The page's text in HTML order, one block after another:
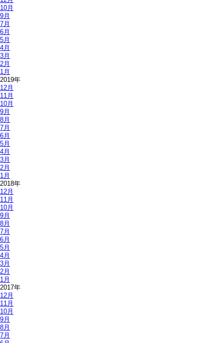
10月
9月
7月
6月
5月
4月
3月
2月
1月
2019年
12月
11月
10月
9月
8月
7月
6月
5月
4月
3月
2月
1月
2018年
12月
11月
10月
9月
8月
7月
6月
5月
4月
3月
2月
1月
2017年
12月
11月
10月
9月
8月
7月